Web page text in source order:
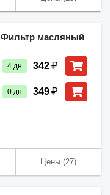
Фильтр масляный
4 дн 342₽
0 дн 349₽
Цены (27)